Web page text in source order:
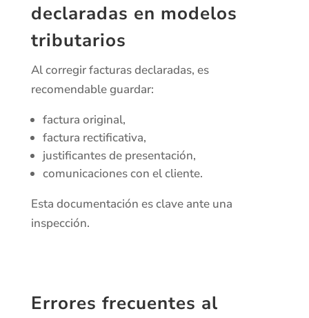
declaradas en modelos
tributarios
Al corregir facturas declaradas, es
recomendable guardar:
factura original,
factura rectificativa,
justificantes de presentación,
comunicaciones con el cliente.
Esta documentación es clave ante una
inspección.
Errores frecuentes al